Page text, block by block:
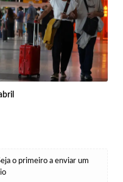
o primeiro a enviar um